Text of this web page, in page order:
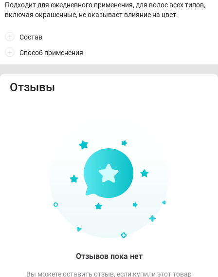
Подходит для ежедневного применения, для волос всех типов,
включая окрашенные, не оказывает влияние на цвет.
Состав
Способ применения
Отзывы
Отзывов пока нет
Вы можете оставить отзыв, если купили этот товар